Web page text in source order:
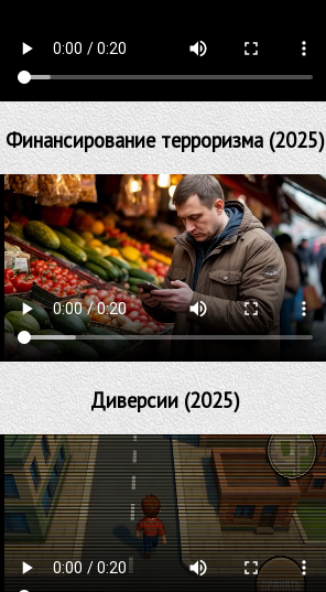
Финансирование терроризма (2025)
Диверсии (2025)